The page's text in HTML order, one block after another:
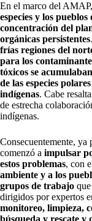
En el marco del
especies y los
concentración del
orgánicas persistentes
frías regiones del
para los
tóxicos se
de las especies
indígenas. Cabe
de estrecha
indígenas.
Consecuentemente,
comenzó a impulsar
estos problemas, con
ambiente y a los
grupos de trabajo
dirigidos por expertos
monitoreo, limpieza,